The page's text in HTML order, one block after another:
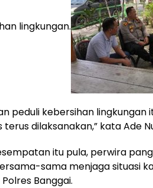
lingkungan.
peduli kebersihan lingkungan
terus dilaksanakan,” kata Ade
itu pula, perwira
sama menjaga situasi
Banggai.